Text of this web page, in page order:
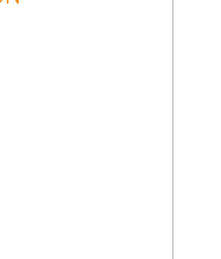
Informationen zum